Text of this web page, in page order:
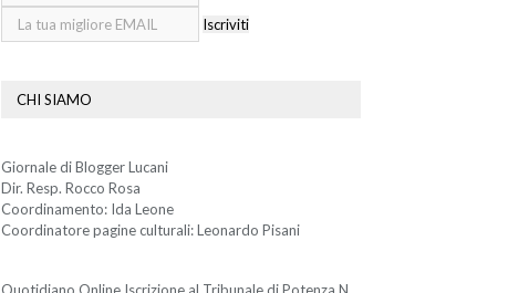
Iscriviti
CHI SIAMO
Giornale di Blogger Lucani
Dir. Resp. Rocco Rosa
Coordinamento: Ida Leone
Coordinatore pagine culturali: Leonardo Pisani